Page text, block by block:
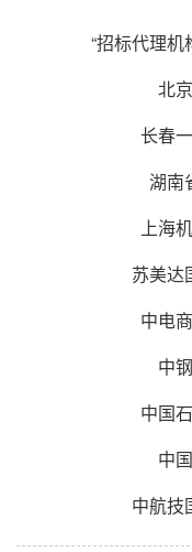
“招标代理机
北
长春
湖南
上海
苏美达
中电
中
中国
中
中航技